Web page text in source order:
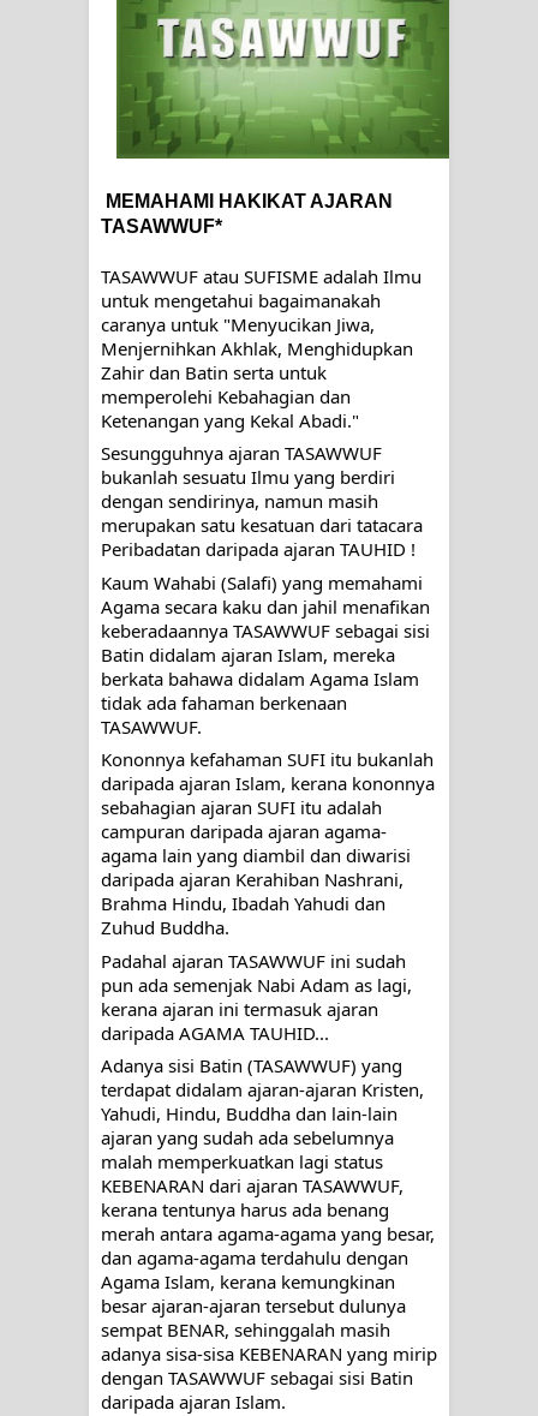
SIRHINDI)
Wusul kepada Allah
Hati dan dua sayap
MUKASYAFAH MENURUT AHL AL-
SEKADAR MELIHAT, TETAPI
MENGENAL DIRI
SYARAHAN TINGKAT TINGGI
Syahadat… tapi belum benar-benar
menyaksikan.
KISAH WALI SUFI, YANG BACAAN
SURAT AL-FATIHAHNYA TIDAK
FASIH. TAPI SINGA PUN TUNDUK
SHAYKH TAREKAT ATAU TUKANG
SIHIR? JANGAN MUDAH
TERPESONA, JANGAN JUGA
DI TANGAN MURSYID, CINTA
RAWATAN TAREKAT: APABILA
ALLAH MENYEMBUHKAN HATI, JIWA
TURUT MENJADI KUAT
TASAWUF: BUKAN AJARAN PELIK,
TETAPI JALAN MEMBERSIHKAN
HATI
"Kotoran Yang Paling Bahaya Bukan
MEMAHAMI HAKIKAT AJARAN
TASAWWUF*
TASAWWUF atau SUFISME adalah Ilmu
untuk mengetahui bagaimanakah
caranya untuk "Menyucikan Jiwa,
Menjernihkan Akhlak, Menghidupkan
Zahir dan Batin serta untuk
memperolehi Kebahagian dan
Ketenangan yang Kekal Abadi."
Sesungguhnya ajaran TASAWWUF
bukanlah sesuatu Ilmu yang berdiri
dengan sendirinya, namun masih
merupakan satu kesatuan dari tatacara
Peribadatan daripada ajaran TAUHID !
Kaum Wahabi (Salafi) yang memahami
Agama secara kaku dan jahil menafikan
keberadaannya TASAWWUF sebagai sisi
Batin didalam ajaran Islam, mereka
berkata bahawa didalam Agama Islam
tidak ada fahaman berkenaan
TASAWWUF.
Kononnya kefahaman SUFI itu bukanlah
daripada ajaran Islam, kerana kononnya
sebahagian ajaran SUFI itu adalah
campuran daripada ajaran agama-
agama lain yang diambil dan diwarisi
daripada ajaran Kerahiban Nashrani,
Brahma Hindu, Ibadah Yahudi dan
Zuhud Buddha.
Padahal ajaran TASAWWUF ini sudah
pun ada semenjak Nabi Adam as lagi,
kerana ajaran ini termasuk ajaran
daripada AGAMA TAUHID...
Adanya sisi Batin (TASAWWUF) yang
terdapat didalam ajaran-ajaran Kristen,
Yahudi, Hindu, Buddha dan lain-lain
ajaran yang sudah ada sebelumnya
malah memperkuatkan lagi status
KEBENARAN dari ajaran TASAWWUF,
kerana tentunya harus ada benang
merah antara agama-agama yang besar,
dan agama-agama terdahulu dengan
Agama Islam, kerana kemungkinan
besar ajaran-ajaran tersebut dulunya
sempat BENAR, sehinggalah masih
adanya sisa-sisa KEBENARAN yang mirip
dengan TASAWWUF sebagai sisi Batin
daripada ajaran Islam.